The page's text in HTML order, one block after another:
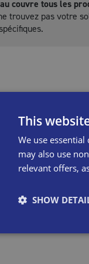
IP 54.
sensible et
de la surface
de contrôle
disponible en 20
couvre tous les
trouvez pas votre
peut être assemblé
Réf.
This
We use
may also use
relevant offers,
SHOW